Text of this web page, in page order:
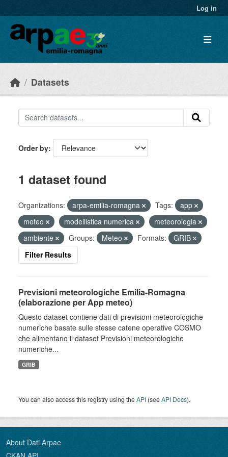
Log in
Datasets
Order by
1 dataset found
Organizations: arpa-emilia-romagna Tags:
app
meteo
modellistica numerica
meteorologia
ambiente
Groups: Meteo Formats:
GRIB
Filter Results
Previsioni meteorologiche Emilia-Romagna
(elaborazione per App meteo)
Questo dataset contiene dati di previsioni meteorologiche
numeriche basate sulle stesse catene operative COSMO
che alimentano il dataset Previsioni meteorologiche
numeriche...
GRIB
You can also access this registry using theAPI (seeAPI Docs).
About Dati Arpae